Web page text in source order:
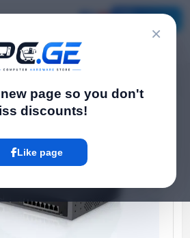
×
page so you don't
discounts!
Like page
›